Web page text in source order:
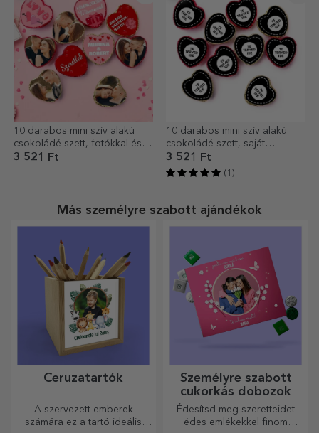
10 darabos mini szív alakú
csokoládé szett, fotókkal és
szöveggel személyre szabva –
3 521 Ft
10 darabos mini szív alakú
csokoládé szett, saját
tervezésű személyre szabott
kivitelben
3 521 Ft
(1)
Más személyre szabott ajándékok
Ceruzatartók
A szervezett emberek
számára ez a tartó ideális
Személyre szabott
cukorkás dobozok
Édesítsd meg szeretteidet
édes emlékekkel finom